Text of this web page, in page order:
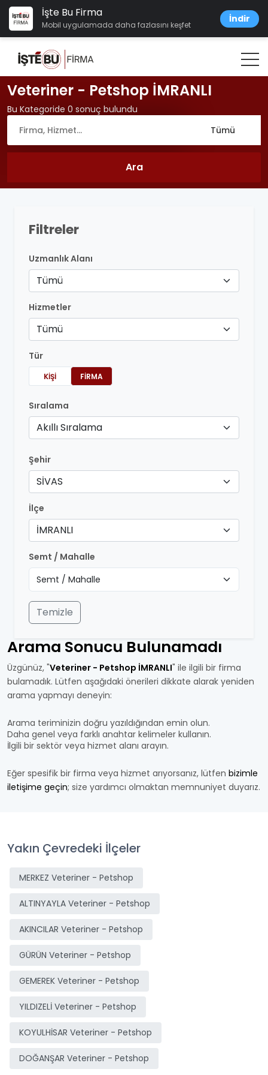
İşte Bu Firma
Mobil uygulamada daha fazlasını keşfet
İndir
Veteriner - Petshop İMRANLI
Bu Kategoride 0 sonuç bulundu
Filtreler
Uzmanlık Alanı
Tümü
Hizmetler
Tümü
Tür
KIŞI FIRMA
Sıralama
Akıllı Sıralama
Şehir
SİVAS
İlçe
İMRANLI
Semt / Mahalle
Temizle
Arama Sonucu Bulunamadı
Üzgünüz, "Veteriner - Petshop İMRANLI" ile ilgili bir firma
bulamadık. Lütfen aşağıdaki önerileri dikkate alarak yeniden
arama yapmayı deneyin:
Arama teriminizin doğru yazıldığından emin olun.
Daha genel veya farklı anahtar kelimeler kullanın.
İlgili bir sektör veya hizmet alanı arayın.
Eğer spesifik bir firma veya hizmet arıyorsanız, lütfen bizimle
iletişime geçin; size yardımcı olmaktan memnuniyet duyarız.
Yakın Çevredeki İlçeler
MERKEZ Veteriner - Petshop
ALTINYAYLA Veteriner - Petshop
AKINCILAR Veteriner - Petshop
GÜRÜN Veteriner - Petshop
GEMEREK Veteriner - Petshop
YILDIZELİ Veteriner - Petshop
KOYULHİSAR Veteriner - Petshop
DOĞANŞAR Veteriner - Petshop